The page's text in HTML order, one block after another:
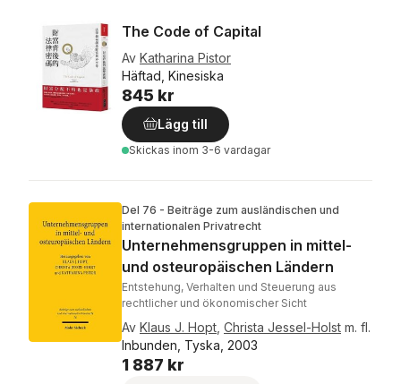
The Code of Capital
Av Katharina Pistor
Häftad, Kinesiska
845 kr
Lägg till
Skickas inom 3-6 vardagar
Del 76 - Beiträge zum ausländischen und
internationalen Privatrecht
Unternehmensgruppen in mittel-
und osteuropäischen Ländern
Entstehung, Verhalten und Steuerung aus
rechtlicher und ökonomischer Sicht
Av Klaus J. Hopt Christa Jessel-Holst m. fl.
Inbunden, Tyska, 2003
1 887 kr